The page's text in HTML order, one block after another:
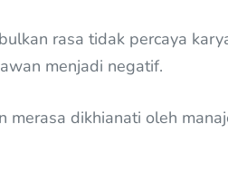
rasa tidak percaya
menjadi negatif.
merasa dikhianati oleh